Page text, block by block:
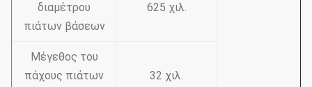
διαμέτρου
πιάτων βάσεων
625 χιλ.
Μέγεθος του
πάχους πιάτων
32 χιλ.